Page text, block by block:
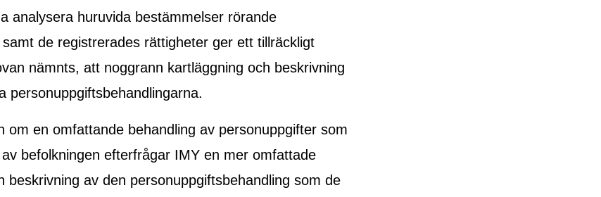
analysera huruvida bestämmelser rörande
de registrerades rättigheter ger ett tillräckligt
nämnts, att noggrann kartläggning och beskrivning
personuppgiftsbehandlingarna.
om en omfattande behandling av personuppgifter som
befolkningen efterfrågar IMY en mer omfattade
beskrivning av den personuppgiftsbehandling som de